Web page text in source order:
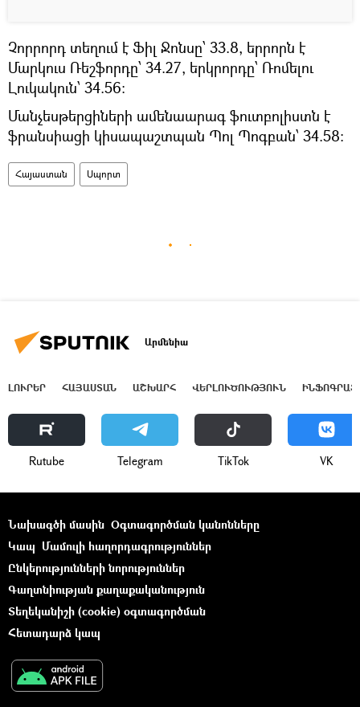
Չորրորդ տեղում է Ֆիլ Ջոնսը՝ 33.8, երրորն է
Մարկուս Ռեշֆորդը՝ 34.27, երկրորդը՝ Ռոմելու
Լուկակուն՝ 34.56:
Մանչեսթերցիների ամենաարագ ֆուտբոլիստն է
ֆրանսիացի կիսապաշտպան Պոլ Պոգբան՝ 34.58:
Հայաստան Սպորտ
Արմենիա
ԼՈՒՐԵՐ ՀԱՅԱՍՏԱՆ ԱՇԽԱՐՀ ՎԵՐԼՈՒԾՈՒԹՅՈՒՆ
Rutube Telegram ТikТоk VK
Նախագծի մասին Օգտագործման կանոնները
Կապ Մամուլի հաղորդագրություններ
Ընկերությունների նորություններ
Գաղտնիության քաղաքականություն
Տեղեկանիշի (cookie) օգտագործման
Հետադարձ կապ